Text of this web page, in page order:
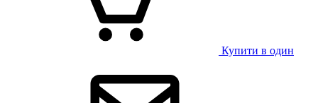
Купити в один